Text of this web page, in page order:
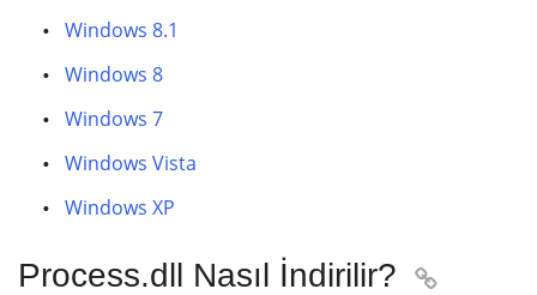
Windows 8.1
Windows 8
Windows 7
Windows Vista
Windows XP
Process.dll Nasıl İndirilir? 